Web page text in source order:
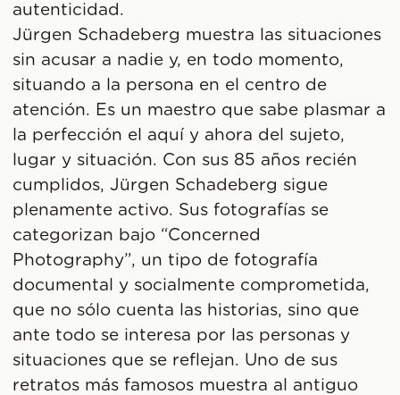
autenticidad.
Jürgen Schadeberg muestra las situaciones
sin acusar a nadie y, en todo momento,
situando a la persona en el centro de
atención. Es un maestro que sabe plasmar a
la perfección el aquí y ahora del sujeto,
lugar y situación. Con sus 85 años recién
cumplidos, Jürgen Schadeberg sigue
plenamente activo. Sus fotografías se
categorizan bajo “Concerned
Photography”, un tipo de fotografía
documental y socialmente comprometida,
que no sólo cuenta las historias, sino que
ante todo se interesa por las personas y
situaciones que se reflejan. Uno de sus
retratos más famosos muestra al antiguo